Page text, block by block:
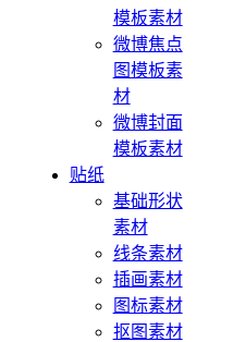
模板素材
微博焦点
图模板素
材
微博封面
模板素材
贴纸
基础形状
素材
线条素材
插画素材
图标素材
抠图素材